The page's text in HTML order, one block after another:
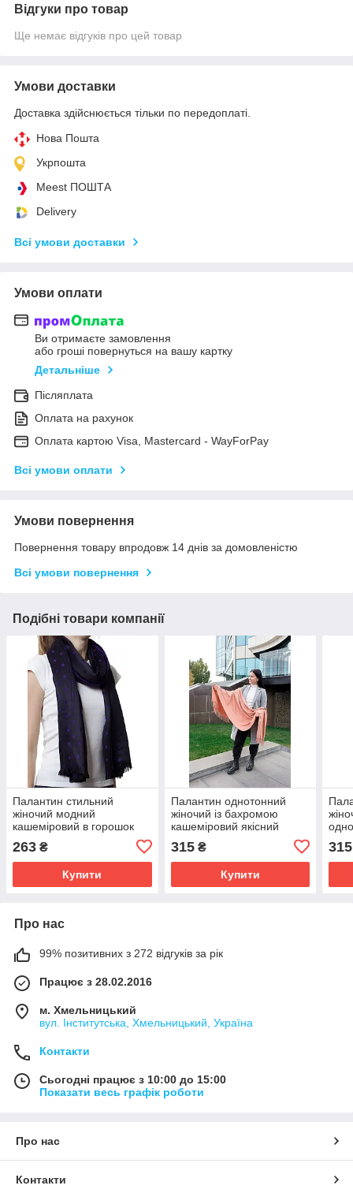
Відгуки про товар
Ще немає відгуків про цей товар
Умови доставки
Доставка здійснюється тільки по передоплаті.
Нова Пошта
Укрпошта
Meest ПОШТА
Delivery
Всі умови доставки
Умови оплати
Ви отримаєте замовлення
або гроші повернуться на вашу картку
Детальніше
Післяплата
Оплата на рахунок
Оплата картою Visa, Mastercard - WayForPay
Всі умови оплати
Умови повернення
Повернення товару впродовж 14 днів за домовленістю
Всі умови повернення
Подібні товари компанії
Палантин стильний
жіночий модний
кашеміровий в горошок
натуральний фіолетового
кольору
263 ₴
Купити
Палантин однотонний
жіночий із бахромою
кашеміровий якісний
персикового кольору
315₴
Купити
315
Про нас
99% позитивних з 272 відгуків за рік
Працює з 28.02.2016
м. Хмельницький
вул. Інститутська, Хмельницький, Україна
Контакти
Сьогодні працює з 10:00 до 15:00
Показати весь графік роботи
Про нас
Контакти